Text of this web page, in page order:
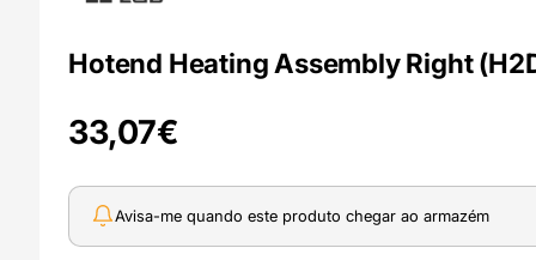
Hotend Heating Assembly Right
33,07€
Avisa-me quando este produto chegar ao armazém